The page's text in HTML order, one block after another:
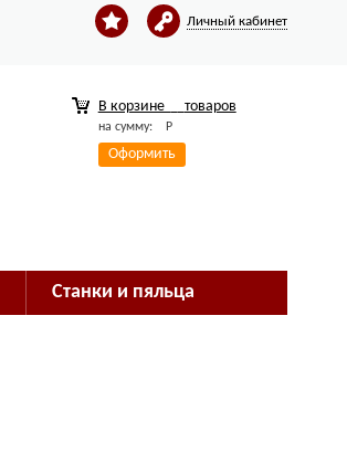
Личный кабинет
В корзине товаров
на сумму: Р
Оформить
Станки и пяльца